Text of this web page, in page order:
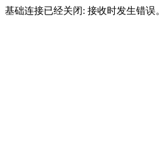
基础连接已经关闭: 接收时发生错误。